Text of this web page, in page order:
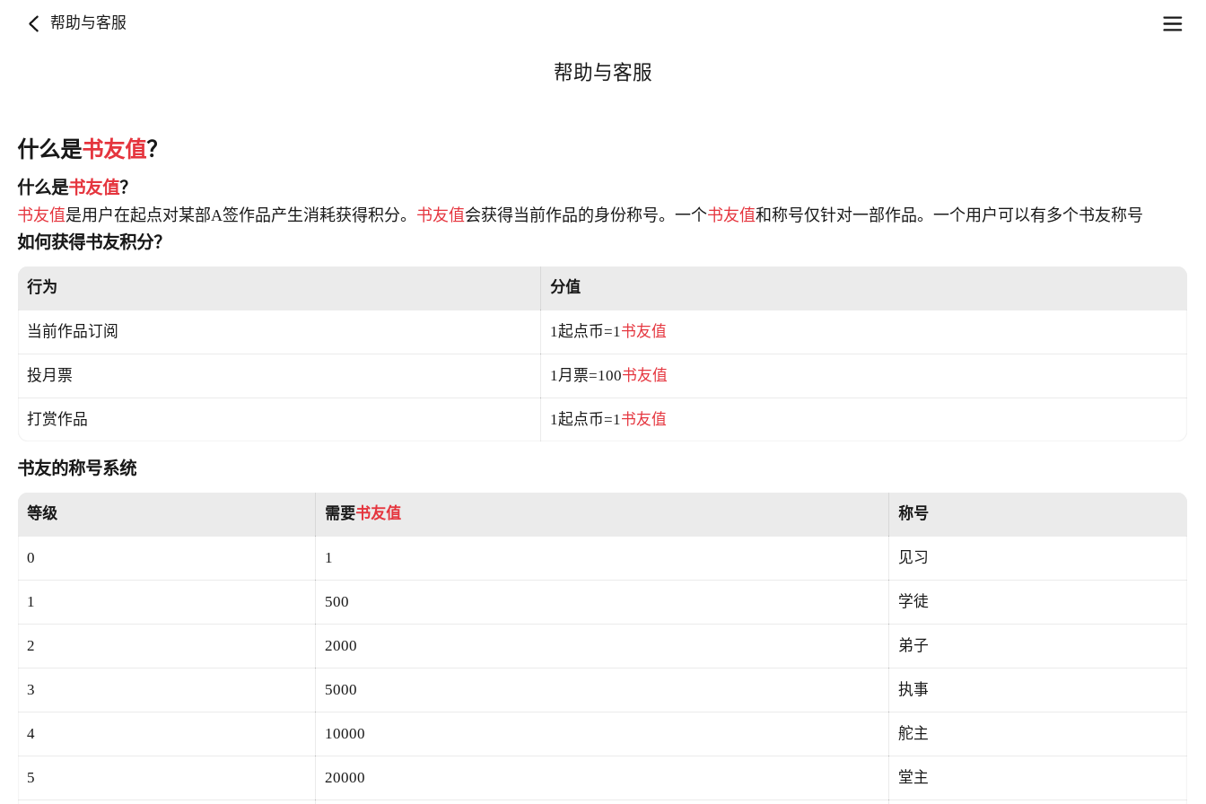
帮助与客服
帮助与客服
什么是书友值？
什么是书友值？
书友值是用户在起点对某部A签作品产生消耗获得积分。 书友值会获得当前作品的身份称号。一个书友值和称号仅针对一部作品。一个用户可以有多个书友称号
如何获得书友积分？
行为 分值
当前作品订阅 1起点币=1书友值
投月票 1月票=100书友值
打赏作品 1起点币=1书友值
书友的称号系统
等级 需要书友值 称号
0 1 见习
1 500 学徒
2 2000 弟子
3 5000 执事
4 10000 舵主
5 20000 堂主